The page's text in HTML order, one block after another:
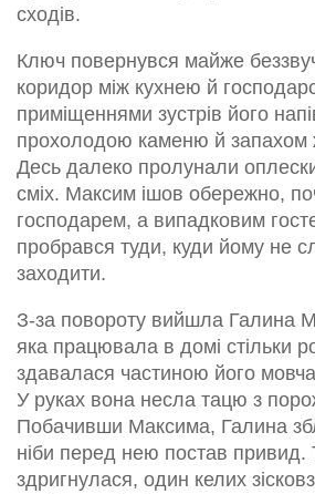
сходів.
Ключ повернувся майже
коридор між кухнею й
приміщеннями зустрів його
прохолодою каменю й запахом
Десь далеко пролунали
сміх. Максим ішов обережно,
господарем, а випадковим
пробрався туди, куди йому не
заходити.
З-за повороту вийшла Галина
яка працювала в домі стільки
здавалася частиною його
У руках вона несла тацю з
Побачивши Максима, Галина
ніби перед нею постав привид.
здригнулася, один келих